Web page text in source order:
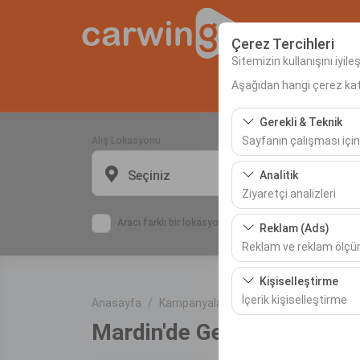
Çerez Tercihleri
Sitemizin kullanışını
Aşağıdan hangi çerez
Gerekli & Teknik
Sayfanın çalışması
Bu çerezler sitenin
bırakılamaz.
Analitik
Ziyaretçi analizleri
Bu çerezler, sitemizin
etmemizi sağlar. Bu
Reklam (Ads)
Reklam ve reklam
Bu çerezler, size ilgi
etkinliğini (gösterim
Kişiselleştirme
İçerik kişiselleştirme
deneyiminizin
Seçiniz
Aracı farklı bir lokasyona bırakacağım
Anasayfa Kampanyalar Mardin'de Gezilecek
Mardin'de Gezilecek Yerler